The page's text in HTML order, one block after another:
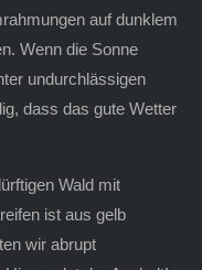
auf dunklem
Wenn die Sonne
undurchlässigen
dass das gute Wetter
Wald mit
ist aus gelb
wir abrupt